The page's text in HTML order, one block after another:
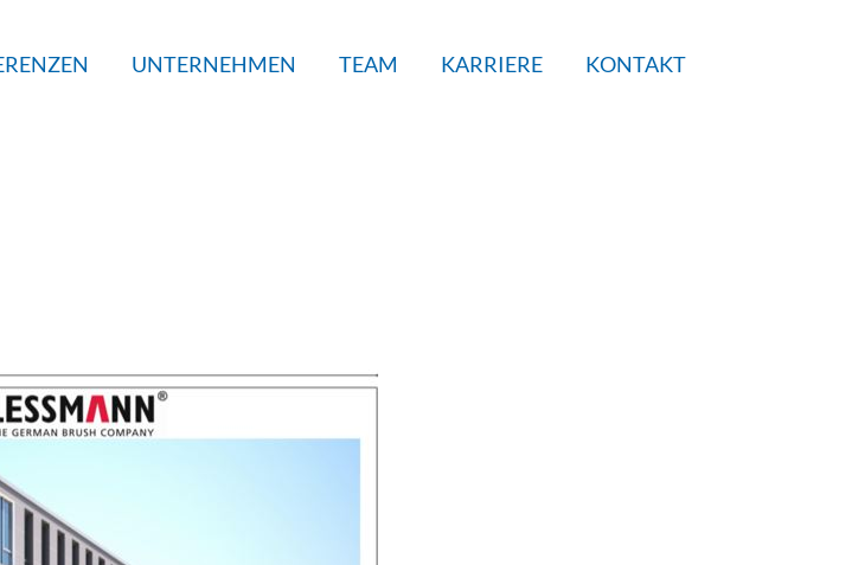
UNTERNEHMEN TEAM KARRIERE KONTAKT